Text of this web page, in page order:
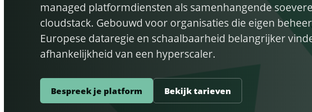
managed platformdiensten als samenhangende
cloudstack. Gebouwd voor organisaties die eigen
Europese dataregie en schaalbaarheid belangrijker
afhankelijkheid van een hyperscaler.
Bespreek je platform Bekijk tarieven